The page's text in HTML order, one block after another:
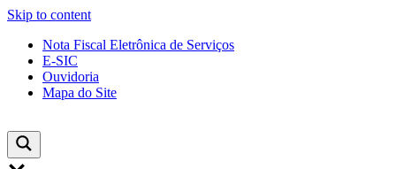
Skip to content
Nota Fiscal Eletrônica de Serviços
E-SIC
Ouvidoria
Mapa do Site